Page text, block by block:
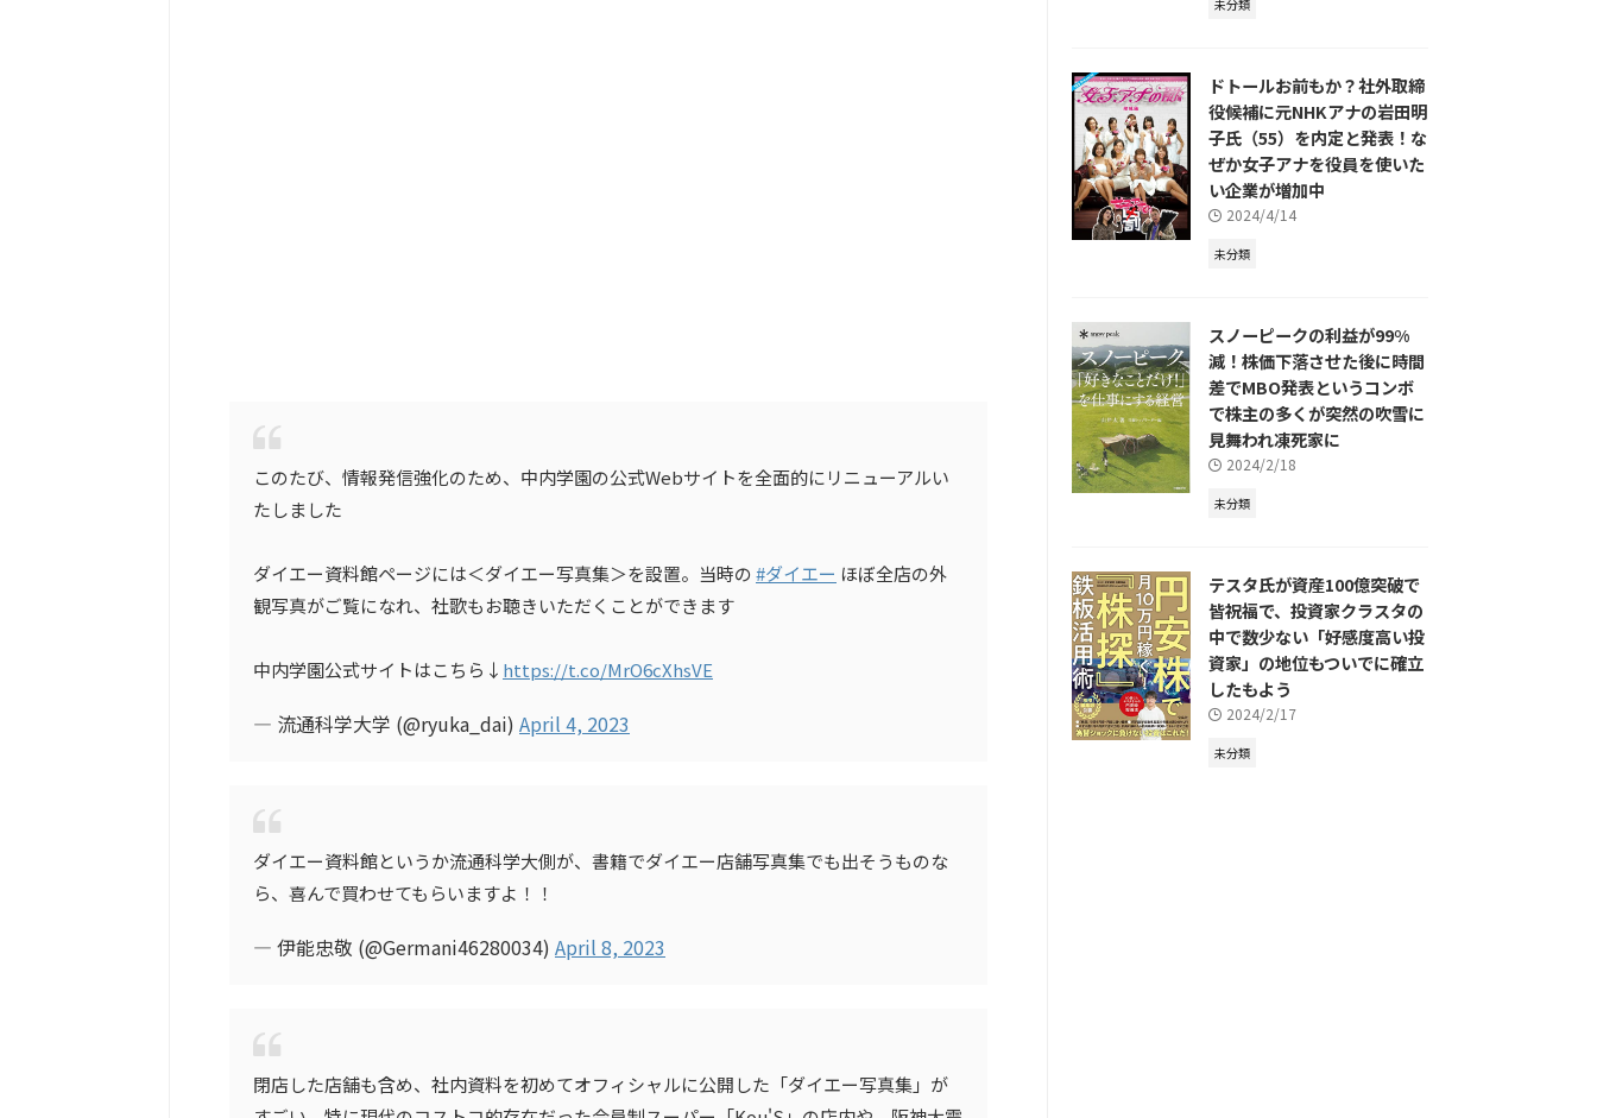
このたび、情報発信強化のため、中内学園の公式Webサイトを全面的にリニューアルい
たしました
ダイエー資料館ページには＜ダイエー写真集＞を設置。当時の#ダイエー ほぼ全店の外
観写真がご覧になれ、社歌もお聴きいただくことができます
中内学園公式サイトはこちら↓ https://t.co/MrO6cXhsVE
— 流通科学大学 (@ryuka_dai) April 4, 2023
ダイエー資料館というか流通科学大側が、書籍でダイエー店舗写真集でも出そうものな
ら、喜んで買わせてもらいますよ！！
— 伊能忠敬 (@Germani46280034) April 8, 2023
閉店した店舗も含め、社内資料を初めてオフィシャルに公開した「ダイエー写真集」が
未分類
ドトールお前もか？社外取締
役候補に元NHKアナの岩田明
子氏（55）を内定と発表！な
ぜか女子アナを役員を使いた
い企業が増加中
2024/4/14
未分類
スノーピークの利益が99%
減！株価下落させた後に時間
差でMBO発表というコンボ
で株主の多くが突然の吹雪に
見舞われ凍死家に
2024/2/18
未分類
テスタ氏が資産100億突破で
皆祝福で、投資家クラスタの
中で数少ない「好感度高い投
資家」の地位もついでに確立
したもよう
2024/2/17
未分類